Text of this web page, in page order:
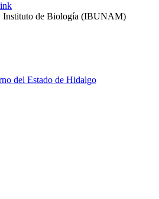
Instituto de Biología (IBUNAM)
del Estado de Hidalgo